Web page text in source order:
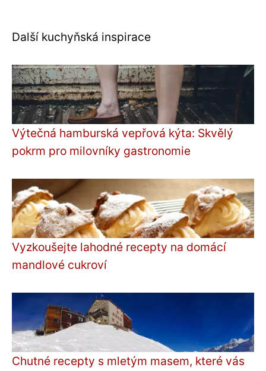
Další kuchyňská inspirace
Výtečná hamburská vepřová kýta: Skvělý
pokrm pro milovníky gastronomie
Vyzkoušejte lahodné recepty na domácí
mandlové cukroví
Chutné recepty s mletým masem, které vás